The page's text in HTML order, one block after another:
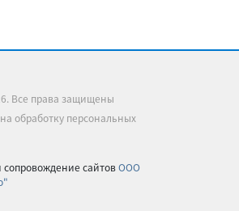
Все права защищены
обработку персональных
сопровождение сайтовООО